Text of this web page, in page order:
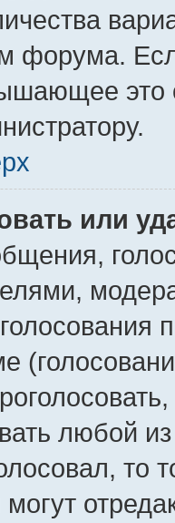
форума.
это
или
любой
то